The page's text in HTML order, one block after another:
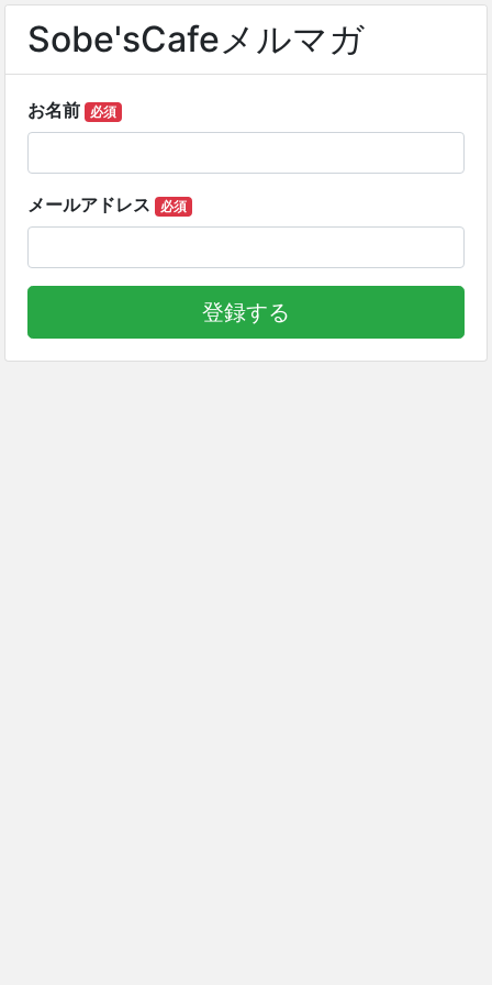
Sobe'sCafeメルマガ
お名前 必須
メールアドレス 必須
登録する